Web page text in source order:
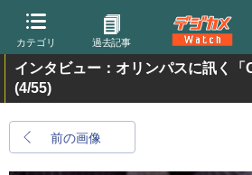
カテゴリ 過去記事
インタビュー：オリンパスに訊く「
(4/55)
前の画像